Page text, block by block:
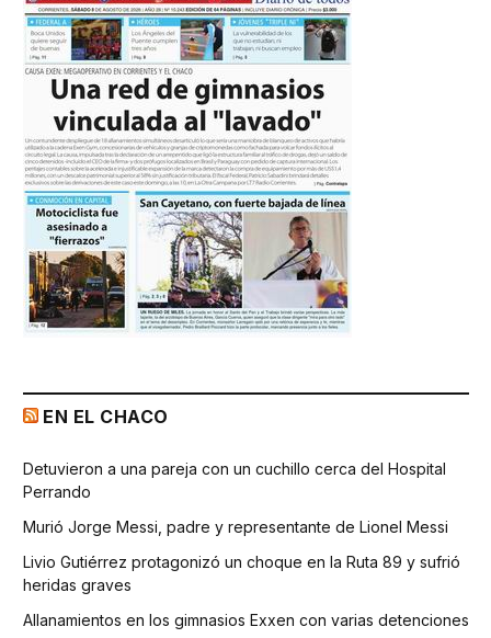
EN EL CHACO
Detuvieron a una pareja con un cuchillo cerca del Hospital
Perrando
Murió Jorge Messi, padre y representante de Lionel Messi
Livio Gutiérrez protagonizó un choque en la Ruta 89 y sufrió
heridas graves
Allanamientos en los gimnasios Exxen con varias detenciones